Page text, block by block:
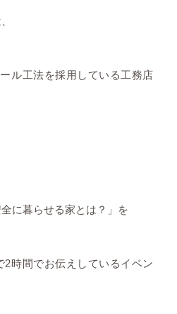
ル工法を採用している工務店
に暮らせる家とは？」を
2時間でお伝えしているイベン